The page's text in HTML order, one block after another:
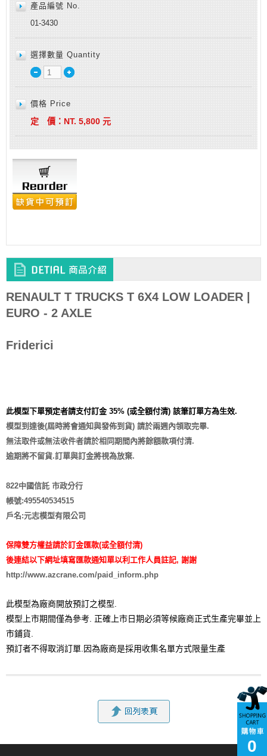
產品編號 No.
01-3430
選擇數量 Quantity
價格 Price
定 價： NT. 5,800 元
RENAULT T TRUCKS T 6X4 LOW LOADER |
EURO - 2 AXLE
Friderici
此模型下單預定者請支付訂金 35% (或全額付清) 該筆訂單方為生效.
模型到達後(屆時將會通知與發佈到貨) 請於兩週內領取完畢.
無法取件或無法收件者請於相同期間內將餘額款項付清.
逾期將不留貨.訂單與訂金將視為放棄.
822中國信託 市政分行
帳號:495540534515
戶名:元志模型有限公司
保障雙方權益請於訂金匯款(或全額付清)
後連結以下網址填寫匯款通知單以利工作人員註記, 謝謝
http://www.azcrane.com/paid_inform.php
此模型為廠商開放預訂之模型.
模型上市期間僅為參考. 正確上市日期必須等候廠商正式生產完畢並上
市鋪貨.
預訂者不得取消訂單.因為廠商是採用收集名單方式限量生產
0